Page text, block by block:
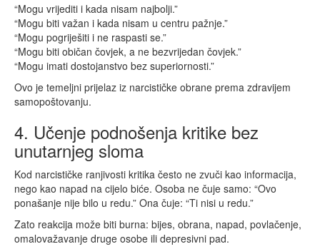
“Mogu vrijediti i kada nisam najbolji.”
“Mogu biti važan i kada nisam u centru pažnje.”
“Mogu pogriješiti i ne raspasti se.”
“Mogu biti običan čovjek, a ne bezvrijedan čovjek.”
“Mogu imati dostojanstvo bez superiornosti.”
Ovo je temeljni prijelaz iz narcističke obrane prema zdravijem
samopoštovanju.
4. Učenje podnošenja kritike bez
unutarnjeg sloma
Kod narcističke ranjivosti kritika često ne zvuči kao informacija,
nego kao napad na cijelo biće. Osoba ne čuje samo: “Ovo
ponašanje nije bilo u redu.” Ona čuje: “Ti nisi u redu.”
Zato reakcija može biti burna: bijes, obrana, napad, povlačenje,
omalovažavanje druge osobe ili depresivni pad.